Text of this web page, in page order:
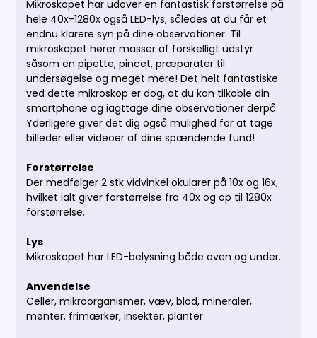
Mikroskopet har udover en fantastisk forstørrelse på
hele 40x-1280x også LED-lys, således at du får et
endnu klarere syn på dine observationer. Til
mikroskopet hører masser af forskelligt udstyr
såsom en pipette, pincet, præparater til
undersøgelse og meget mere!Det helt fantastiske
ved dette mikroskop er dog, at du kan tilkoble din
smartphone og iagttage dine observationer derpå.
Yderligere giver det dig også mulighed for at tage
billeder eller videoer af dine spændende fund!
Forstørrelse
Der medfølger 2 stk vidvinkel okularer på 10x og 16x,
hvilket ialt giver forstørrelse fra 40x og op til 1280x
forstørrelse.
Lys
Mikroskopet har LED-belysning både oven og under.
Anvendelse
Celler, mikroorganismer, væv, blod, mineraler,
mønter, frimærker, insekter, planter